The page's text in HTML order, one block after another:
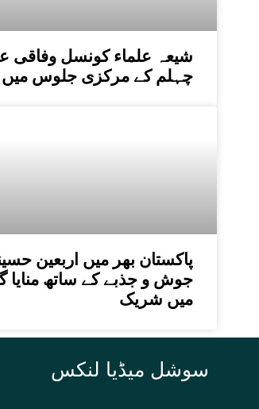
شیعہ علماء کونسل وفاقی
چہلم کے مرکزی جلوس
جوش و جذبے کے ساتھ منایا
میں شریک
سوشل میڈیا لنکس